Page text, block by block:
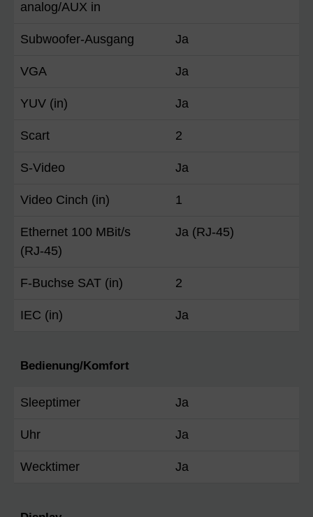
analog/AUX in
Subwoofer-Ausgang Ja
VGA Ja
YUV (in) Ja
Scart 2
S-Video Ja
Video Cinch (in) 1
Ethernet 100 MBit/s
(RJ-45)
Ja (RJ-45)
F-Buchse SAT (in) 2
IEC (in) Ja
Bedienung/Komfort
Sleeptimer Ja
Uhr Ja
Wecktimer Ja